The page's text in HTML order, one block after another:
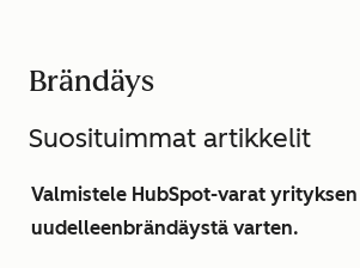
Brändäys
Suosituimmat artikkelit
Valmistele HubSpot-varat yrityksen
uudelleenbrändäystä varten.